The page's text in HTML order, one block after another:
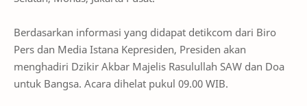
Berdasarkan informasi yang didapat detikcom dari Biro
Pers dan Media Istana Kepresiden, Presiden akan
menghadiri Dzikir Akbar Majelis Rasulullah SAW dan Doa
untuk Bangsa. Acara dihelat pukul 09.00 WIB.